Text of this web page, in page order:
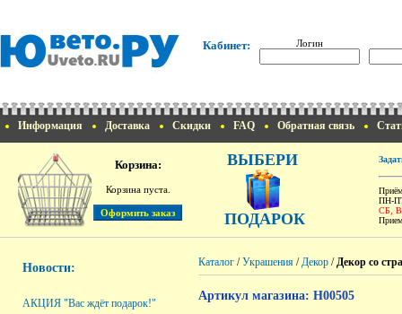
Кабинет: Логин
Информация Доставка Скидки FAQ Обратная связь
Корзина:
Корзина пуста.
ВЫБЕРИ
ПОДАРОК
ПН-
СБ,
Новости:
АКЦИЯ "Вас ждёт подарок!"
Каталог /Украшения /Декор /Декор со
Артикул магазина: H00505